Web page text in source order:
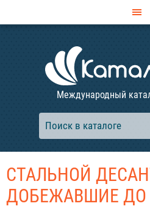
Международный
СТАЛЬНОЙ
ДОБЕЖАВШИЕ